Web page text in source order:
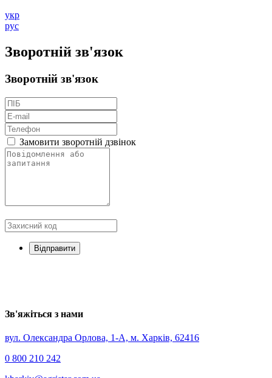
укр
рус
Зворотній зв'язок
Зворотній зв'язок
Замовити зворотній дзвінок
Зв'яжіться з нами
вул. Олександра Орлова, 1-А, м. Харків, 62416
0 800 210 242